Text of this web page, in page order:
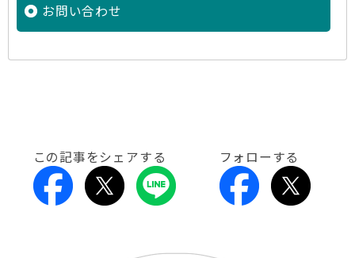
お問い合わせ
この記事をシェアする フォローする